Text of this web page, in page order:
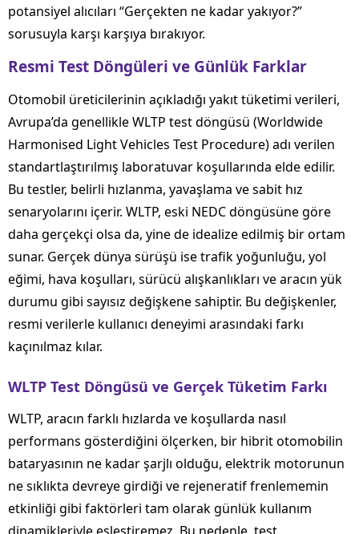
potansiyel alıcıları “Gerçekten ne kadar yakıyor?”
sorusuyla karşı karşıya bırakıyor.
Resmi Test Döngüleri ve Günlük Farklar
Otomobil üreticilerinin açıkladığı yakıt tüketimi verileri,
Avrupa’da genellikle WLTP test döngüsü (Worldwide
Harmonised Light Vehicles Test Procedure) adı verilen
standartlaştırılmış laboratuvar koşullarında elde edilir.
Bu testler, belirli hızlanma, yavaşlama ve sabit hız
senaryolarını içerir. WLTP, eski NEDC döngüsüne göre
daha gerçekçi olsa da, yine de idealize edilmiş bir ortam
sunar. Gerçek dünya sürüşü ise trafik yoğunluğu, yol
eğimi, hava koşulları, sürücü alışkanlıkları ve aracın yük
durumu gibi sayısız değişkene sahiptir. Bu değişkenler,
resmi verilerle kullanıcı deneyimi arasındaki farkı
kaçınılmaz kılar.
WLTP Test Döngüsü ve Gerçek Tüketim Farkı
WLTP, aracın farklı hızlarda ve koşullarda nasıl
performans gösterdiğini ölçerken, bir hibrit otomobilin
bataryasının ne kadar şarjlı olduğu, elektrik motorunun
ne sıklıkta devreye girdiği ve rejeneratif frenlememin
etkinliği gibi faktörleri tam olarak günlük kullanım